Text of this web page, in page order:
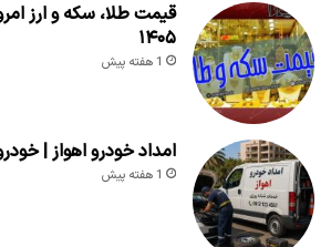
۱۴۰۵
1 هفته پیش
امداد خودرو اهواز |
1 هفته پیش